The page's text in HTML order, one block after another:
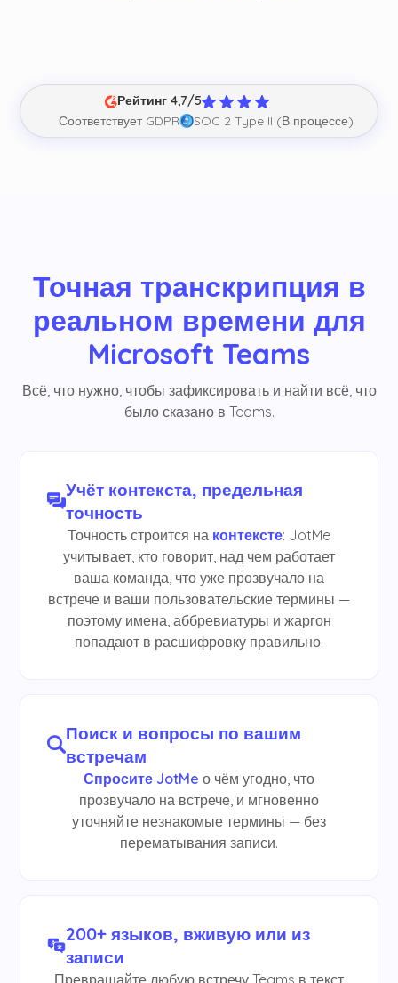
Рейтинг 4,7/5
Соответствует GDPR
SOC 2 Type II (В процессе)
Точная транскрипция в
реальном времени для
Microsoft Teams
Всё, что нужно, чтобы зафиксировать и найти всё, что
было сказано в Teams.
Учёт контекста, предельная
точность
Точность строится на контексте: JotMe
учитывает, кто говорит, над чем работает
ваша команда, что уже прозвучало на
встрече и ваши пользовательские термины —
поэтому имена, аббревиатуры и жаргон
попадают в расшифровку правильно.
Поиск и вопросы по вашим
встречам
Спросите JotMe о чём угодно, что
прозвучало на встрече, и мгновенно
уточняйте незнакомые термины — без
перематывания записи.
200+ языков, вживую или из
записи
Превращайте любую встречу Teams в текст